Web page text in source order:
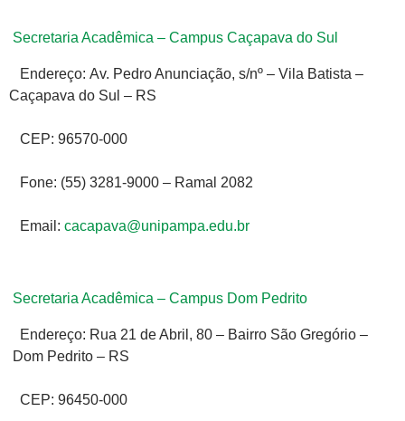
Secretaria Acadêmica – Campus Caçapava do Sul
Endereço: Av. Pedro Anunciação, s/nº – Vila Batista –
Caçapava do Sul – RS
CEP: 96570-000
Fone: (55) 3281-9000 – Ramal 2082
Email: cacapava@unipampa.edu.br
Secretaria Acadêmica – Campus Dom Pedrito
Endereço: Rua 21 de Abril, 80 – Bairro São Gregório –
Dom Pedrito – RS
CEP: 96450-000